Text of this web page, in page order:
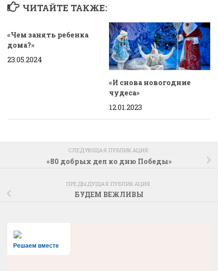
ЧИТАЙТЕ ТАКЖЕ:
«Чем занять ребенка
дома?»
23.05.2024
«И снова новогодние
чудеса»
12.01.2023
СЛЕДУЮЩАЯ ПУБЛИКАЦИЯ
«80 добрых дел ко дню Победы»
ПРЕДЫДУЩАЯ ПУБЛИКАЦИЯ
БУДЕМ ВЕЖЛИВЫ
Решаем вместе